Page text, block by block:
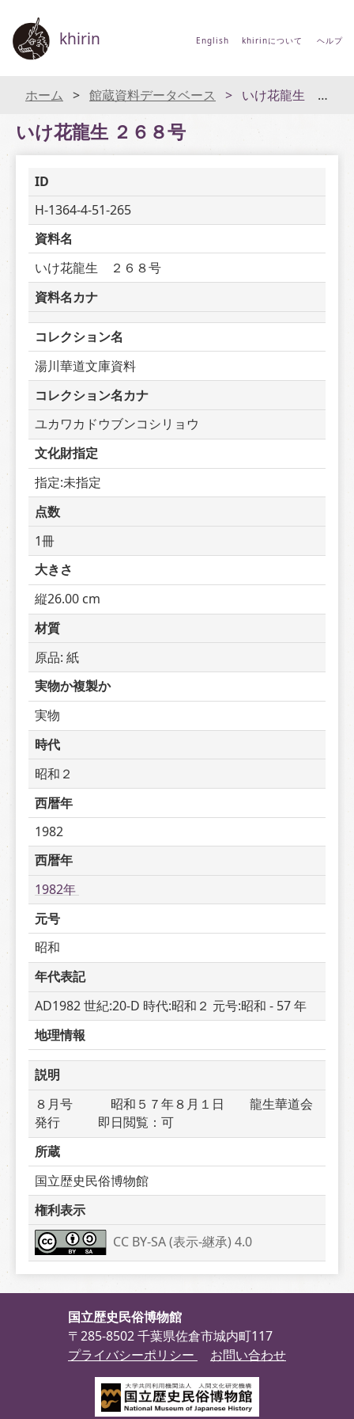
khirin English khirinについて ヘルプ
ホーム 館蔵資料データベース いけ花龍生 ２６８号
いけ花龍生 ２６８号
ID
H-1364-4-51-265
資料名
いけ花龍生　２６８号
資料名カナ
コレクション名
湯川華道文庫資料
コレクション名カナ
ユカワカドウブンコシリョウ
文化財指定
指定:未指定
点数
1冊
大きさ
縦26.00 cm
材質
原品: 紙
実物か複製か
実物
時代
昭和２
西暦年
1982
西暦年
1982年
元号
昭和
年代表記
AD1982 世紀:20-D 時代:昭和２ 元号:昭和 - 57 年
地理情報
説明
８月号　　　昭和５７年８月１日　　龍生華道会
発行　　　即日閲覧：可
所蔵
国立歴史民俗博物館
権利表示
CC BY-SA (表示-継承) 4.0
国立歴史民俗博物館
〒285-8502 千葉県佐倉市城内町117
プライバシーポリシー
お問い合わせ